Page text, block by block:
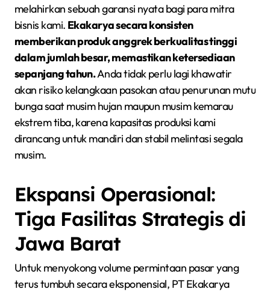
melahirkan sebuah garansi nyata bagi para mitra
bisnis kami. Ekakarya secara konsisten
memberikan produk anggrek berkualitas tinggi
dalam jumlah besar, memastikan ketersediaan
sepanjang tahun.Anda tidak perlu lagi khawatir
akan risiko kelangkaan pasokan atau penurunan mutu
bunga saat musim hujan maupun musim kemarau
ekstrem tiba, karena kapasitas produksi kami
dirancang untuk mandiri dan stabil melintasi segala
musim.
Ekspansi Operasional:
Tiga Fasilitas Strategis di
Jawa Barat
Untuk menyokong volume permintaan pasar yang
terus tumbuh secara eksponensial, PT Ekakarya